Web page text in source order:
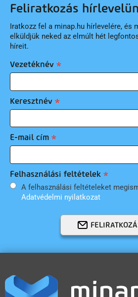
Feliratkozás
Iratkozz fel a minap.hu hírlevelére, és
elküldjük neked az elmúlt hét
híreit.
Vezetéknév
Keresztnév
E-mail cím
Felhasználási feltételek
A felhasználási feltételeket
Adatvédelmi nyilatkozat